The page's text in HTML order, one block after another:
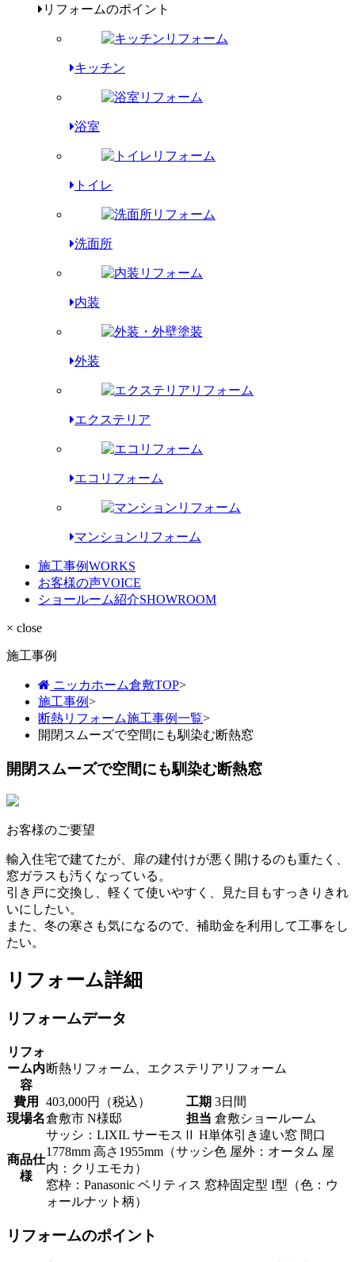
リフォームのポイント
キッチン
浴室
トイレ
洗面所
内装
外装
エクステリア
エコリフォーム
マンションリフォーム
施工事例WORKS
お客様の声VOICE
ショールーム紹介SHOWROOM
× close
施工事例
ニッカホーム倉敷TOP>
施工事例>
断熱リフォーム施工事例一覧>
開閉スムーズで空間にも馴染む断熱窓
開閉スムーズで空間にも馴染む断熱窓
お客様のご要望
輸入住宅で建てたが、扉の建付けが悪く開けるのも重たく、
窓ガラスも汚くなっている。
引き戸に交換し、軽くて使いやすく、見た目もすっきりきれ
いにしたい。
また、冬の寒さも気になるので、補助金を利用して工事をし
たい。
リフォーム詳細
リフォームデータ
リフォ
ーム内
容
断熱リフォーム、エクステリアリフォーム
費用 403,000円（税込） 工期 3日間
現場名倉敷市 N様邸 担当 倉敷ショールーム
商品仕
様
サッシ：LIXIL サーモスⅡ H単体引き違い窓 間口
1778mm 高さ1955mm（サッシ色 屋外：オータム 屋
内：クリエモカ）
窓枠：Panasonic ベリティス 窓枠固定型 I型（色：ウ
ォールナット柄）
リフォームのポイント